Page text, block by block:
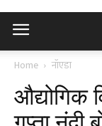
Home नॉएडा
औद्योगिक